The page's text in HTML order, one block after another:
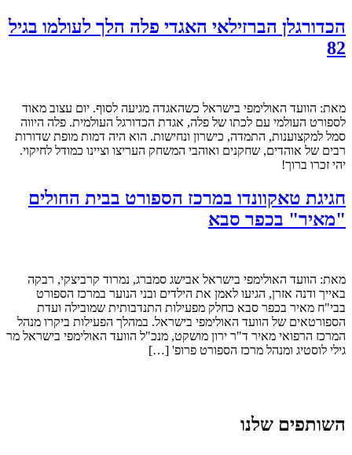
הכדורגלן הברזילאי האגדי פלה הלך לעולמו בגיל
82
מאת: הוועד האולימפי בישראל כשהאגדה מגיעה לסוף. יום עצוב מאוד
לספורט העולמי עם לכתו של פלה, אגדת הכדורגל העולמית. פלה היווה
סמל למקצוענות, התמדה, כישרון ונחישות. הוא היה דמות מופת שדורות
רבים של אוהדים, שחקנים ואוהבי המשחק העריצו וציינו כמודל לחיקוי.
יהי זכרו ברוך!
חגיגת טאקוונדו במרכז הספורט בבית החולים
"מאיר" בכפר סבא
מאת: הוועד האולימפי בישראל אבישג סמברג, נמרוד קרביצקי, רבקה
באייך ודנה אזרן, הגיעו לאמן את הילדים ובני הנוער במרכז הספורט
בבי"ח מאיר בכפר סבא כחלק מפעילות התנדבותית שמובילה ועדת
הספורטאים של הוועד האולימפי בישראל. במהלך הפעילות ביקרו מנהל
המרכז הרפואי מאיר ד"ר ירון מושקט, מנכ"ל הוועד האולימפי בישראל מר
גילי לוסטיג ומנהל מרכז הספורט פרופ' […]
השותפים שלנו